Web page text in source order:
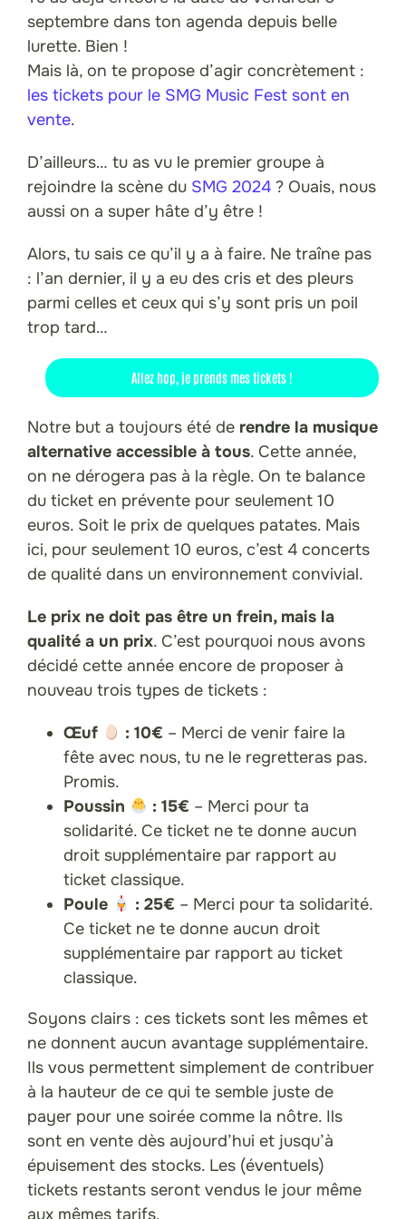
septembre dans ton agenda depuis belle
lurette. Bien !
Mais là, on te propose d’agir concrètement :
les tickets pour le SMG Music Fest sont en
vente.
D’ailleurs… tu as vu le premier groupe à
rejoindre la scène du SMG 2024? Ouais, nous
aussi on a super hâte d’y être !
Alors, tu sais ce qu’il y a à faire. Ne traîne pas
: l’an dernier, il y a eu des cris et des pleurs
parmi celles et ceux qui s’y sont pris un poil
trop tard…
Allez hop, je prends mes tickets !
Notre but a toujours été de rendre la musique
alternative accessible à tous. Cette année,
on ne dérogera pas à la règle. On te balance
du ticket en prévente pour seulement 10
euros. Soit le prix de quelques patates. Mais
ici, pour seulement 10 euros, c’est 4 concerts
de qualité dans un environnement convivial.
Le prix ne doit pas être un frein, mais la
qualité a un prix. C’est pourquoi nous avons
décidé cette année encore de proposer à
nouveau trois types de tickets :
Œuf : 10€ – Merci de venir faire la
fête avec nous, tu ne le regretteras pas.
Promis.
Poussin
: 15€ – Merci pour ta
solidarité. Ce ticket ne te donne aucun
droit supplémentaire par rapport au
ticket classique.
Poule
: 25€ – Merci pour ta solidarité.
Ce ticket ne te donne aucun droit
supplémentaire par rapport au ticket
classique.
Soyons clairs : ces tickets sont les mêmes et
ne donnent aucun avantage supplémentaire.
Ils vous permettent simplement de contribuer
à la hauteur de ce qui te semble juste de
payer pour une soirée comme la nôtre. Ils
sont en vente dès aujourd’hui et jusqu’à
épuisement des stocks. Les (éventuels)
tickets restants seront vendus le jour même
aux mêmes tarifs.